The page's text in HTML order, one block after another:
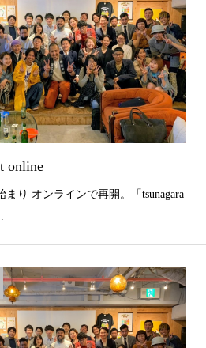
online
まり オンラインで再開。「tsunagara